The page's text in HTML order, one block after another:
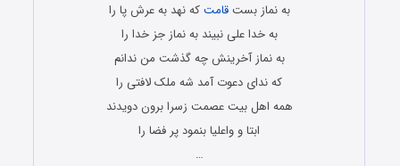
به نماز بستقامتکه نهد به عرش پا را
به خدا علی نبیند به نماز جز خدا را
به نماز آخرینش چه گذشت من ندانم
که ندای دعوت آمد شه ملک لافتی را
همه اهل بیت عصمت زسرا برون دویدند
ابتا و واعلیا بنمود پر فضا را
…